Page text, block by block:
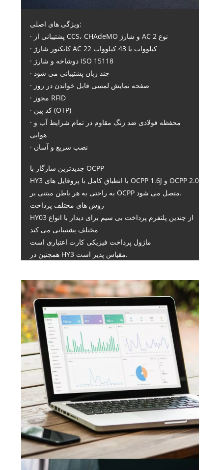
ویژگی های اصلی:
· پشتیبانی از CCS، CHAdeMO و شارژ AC نوع 2
· کانکتور شارژ AC 22 کیلووات یا 43 کیلووات
· دوشاخه و شارژ ISO 15118
· چند زبان پشتیبانی می شود
· صفحه نمایش لمسی قابل خواندن در روز
· مجوز RFID
· کد پین (OTP)
· محفظه فولادی ضد زنگ مقاوم در تمام شرایط آب و
هوایی
· نصب سریع و آسان
جدیدترین سازگار با OCPP
HY3 با انطباق کامل با پروفایل های OCPP 1.6J و OCPP 2.0
به راحتی به هر باطن مبتنی بر OCPP متصل می شود.
روش های مختلف پرداخت
HY03 از چندین پلتفرم پرداخت بی سیم برای دیدار با انواع
مختلف پشتیبانی می کند
ماژول پرداخت فیزیکی کارت اعتباری است
همچنین در HY3 مقیاس پذیر است.